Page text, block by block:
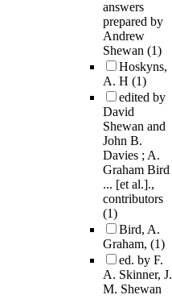
answers
prepared by
Andrew
Shewan (1)
Hoskyns,
A. H (1)
edited by
David
Shewan and
John B.
Davies ; A.
Graham Bird
... [et al.].,
contributors
(1)
Bird, A.
Graham, (1)
ed. by F.
A. Skinner, J.
M. Shewan